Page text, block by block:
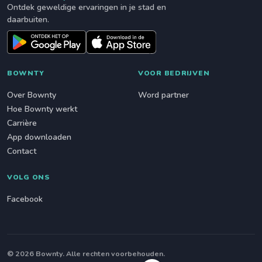
Ontdek geweldige ervaringen in je stad en
daarbuiten.
BOWNTY
Over Bownty
Hoe Bownty werkt
Carrière
App downloaden
Contact
VOOR BEDRIJVEN
Word partner
VOLG ONS
Facebook
© 2026 Bownty. Alle rechten voorbehouden.